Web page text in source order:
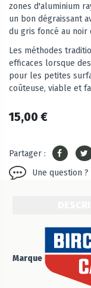
zones d'aluminium
un bon dégraissant
du gris foncé au
Les méthodes
efficaces lorsque
pour les petites
coûteuse, viable et
15,00 €
Partager :
Une question ?
Marque